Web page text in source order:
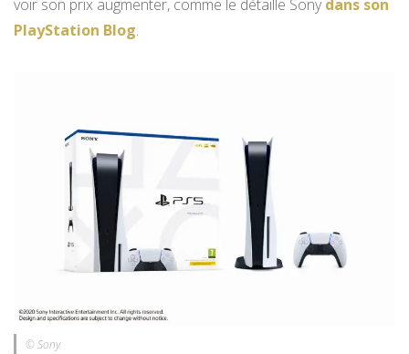
voir son prix augmenter, comme le détaille Sonydans son
PlayStation Blog.
© Sony